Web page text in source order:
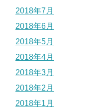
2018年7月
2018年6月
2018年5月
2018年4月
2018年3月
2018年2月
2018年1月